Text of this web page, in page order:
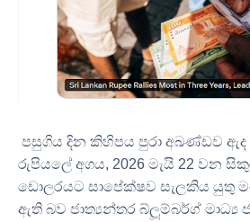
පසුගිය දින කිහිපය පුරා අඛණ්ඩව ඇද
රුපියලේ අගය, 2026 මැයි 22 වන
ඩොලරයට සාපේක්ෂව සැලකිය යුතු
ඇති බව ජාත්‍යන්තර බ්ලූම්බර්ග් මාධ්‍ය